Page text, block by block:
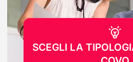
SCEGLI LA